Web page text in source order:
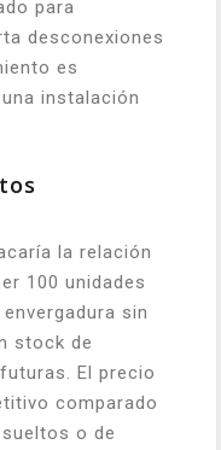
para
desconexiones
es
instalación
la relación
100 unidades
sin
stock de
El precio
comparado
o de